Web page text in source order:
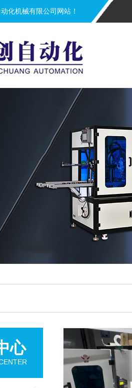
化机械有限公司网站！
心